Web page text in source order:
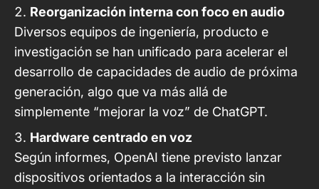
Reorganización interna con foco en audio
Diversos equipos de ingeniería, producto e
investigación se han unificado para acelerar el
desarrollo de capacidades de audio de próxima
generación, algo que va más allá de
simplemente “mejorar la voz” de ChatGPT.
Hardware centrado en voz
Según informes, OpenAI tiene previsto lanzar
dispositivos orientados a la interacción sin